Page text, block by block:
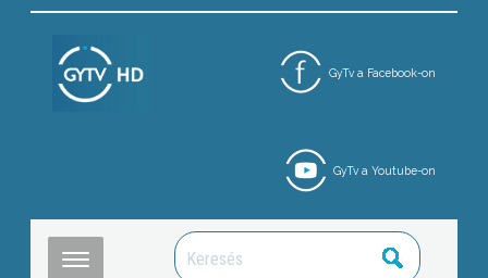
GyTv a Facebook-on
GyTv a Youtube-on